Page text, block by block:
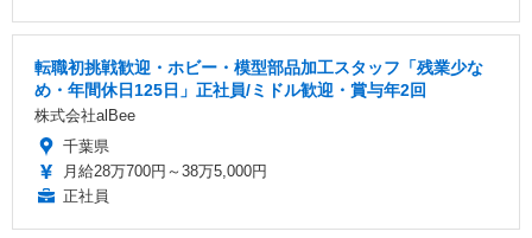
転職初挑戦歓迎・ホビー・模型部品加工スタッフ「残業少な
め・年間休日125日」正社員/ミドル歓迎・賞与年2回
株式会社alBee
千葉県
月給28万700円～38万5,000円
正社員